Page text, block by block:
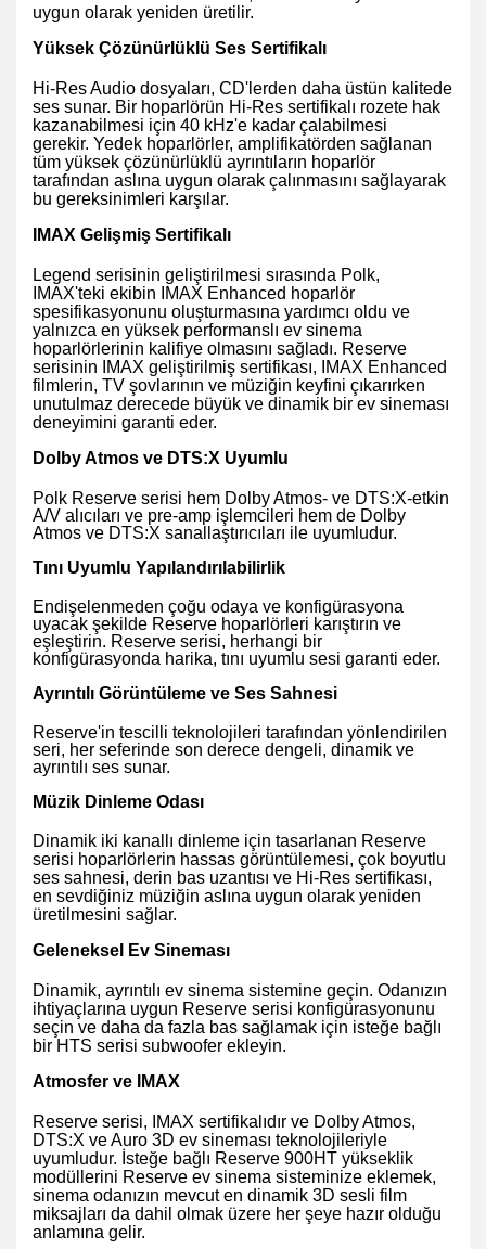
uygun olarak yeniden üretilir.
Yüksek Çözünürlüklü Ses Sertifikalı
Hi-Res Audio dosyaları, CD'lerden daha üstün kalitede
ses sunar. Bir hoparlörün Hi-Res sertifikalı rozete hak
kazanabilmesi için 40 kHz'e kadar çalabilmesi
gerekir. Yedek hoparlörler, amplifikatörden sağlanan
tüm yüksek çözünürlüklü ayrıntıların hoparlör
tarafından aslına uygun olarak çalınmasını sağlayarak
bu gereksinimleri karşılar.
IMAX Gelişmiş Sertifikalı
Legend serisinin geliştirilmesi sırasında Polk,
IMAX'teki ekibin IMAX Enhanced hoparlör
spesifikasyonunu oluşturmasına yardımcı oldu ve
yalnızca en yüksek performanslı ev sinema
hoparlörlerinin kalifiye olmasını sağladı. Reserve
serisinin IMAX geliştirilmiş sertifikası, IMAX Enhanced
filmlerin, TV şovlarının ve müziğin keyfini çıkarırken
unutulmaz derecede büyük ve dinamik bir ev sineması
deneyimini garanti eder.
Dolby Atmos ve DTS:X Uyumlu
Polk Reserve serisi hem Dolby Atmos- ve DTS:X-etkin
A/V alıcıları ve pre-amp işlemcileri hem de Dolby
Atmos ve DTS:X sanallaştırıcıları ile uyumludur.
Tını Uyumlu Yapılandırılabilirlik
Endişelenmeden çoğu odaya ve konfigürasyona
uyacak şekilde Reserve hoparlörleri karıştırın ve
eşleştirin. Reserve serisi, herhangi bir
konfigürasyonda harika, tını uyumlu sesi garanti eder.
Ayrıntılı Görüntüleme ve Ses Sahnesi
Reserve'in tescilli teknolojileri tarafından yönlendirilen
seri, her seferinde son derece dengeli, dinamik ve
ayrıntılı ses sunar.
Müzik Dinleme Odası
Dinamik iki kanallı dinleme için tasarlanan Reserve
serisi hoparlörlerin hassas görüntülemesi, çok boyutlu
ses sahnesi, derin bas uzantısı ve Hi-Res sertifikası,
en sevdiğiniz müziğin aslına uygun olarak yeniden
üretilmesini sağlar.
Geleneksel Ev Sineması
Dinamik, ayrıntılı ev sinema sistemine geçin. Odanızın
ihtiyaçlarına uygun Reserve serisi konfigürasyonunu
seçin ve daha da fazla bas sağlamak için isteğe bağlı
bir HTS serisi subwoofer ekleyin.
Atmosfer ve IMAX
Reserve serisi, IMAX sertifikalıdır ve Dolby Atmos,
DTS:X ve Auro 3D ev sineması teknolojileriyle
uyumludur. İsteğe bağlı Reserve 900HT yükseklik
modüllerini Reserve ev sinema sisteminize eklemek,
sinema odanızın mevcut en dinamik 3D sesli film
miksajları da dahil olmak üzere her şeye hazır olduğu
anlamına gelir.